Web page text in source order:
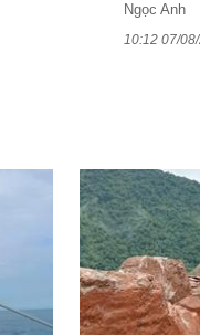
Ngọc Anh
10:12 07/